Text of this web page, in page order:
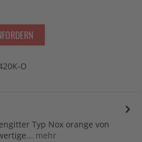
O
Typ Nox orange von
mehr